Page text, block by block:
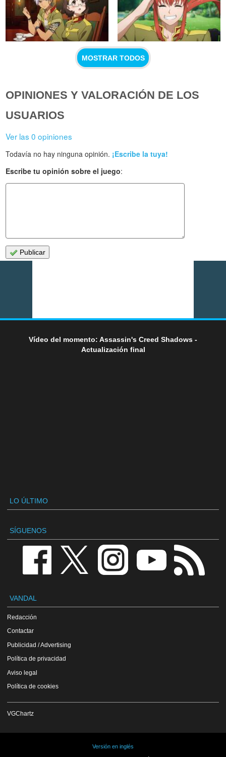
MOSTRAR TODOS
OPINIONES Y VALORACIÓN DE LOS
USUARIOS
Ver las 0 opiniones
Todavía no hay ninguna opinión. ¡Escribe la tuya!
Escribe tu opinión sobre el juego:
Publicar
Vídeo del momento: Assassin's Creed Shadows -
Actualización final
LO ÚLTIMO
SÍGUENOS
VANDAL
Redacción
Contactar
Publicidad / Advertising
Política de privacidad
Aviso legal
Política de cookies
VGChartz
Versión en inglés